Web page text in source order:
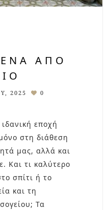
ΑΠΌ
2025 0
εποχή
στη διάθεση
μας, αλλά και
Και τι καλύτερο
σπίτι ή το
και τη
Τα